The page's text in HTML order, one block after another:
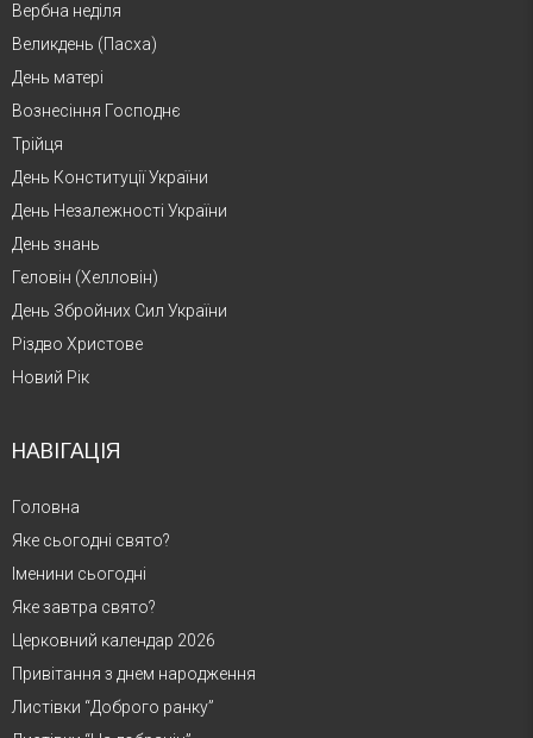
Вербна неділя
Великдень (Пасха)
День матері
Вознесіння Господнє
Трійця
День Конституції України
День Незалежності України
День знань
Геловін (Хелловін)
День Збройних Сил України
Різдво Христове
Новий Рік
НАВІГАЦІЯ
Головна
Яке сьогодні свято?
Іменини сьогодні
Яке завтра свято?
Церковний календар 2026
Привітання з днем народження
Листівки “Доброго ранку”